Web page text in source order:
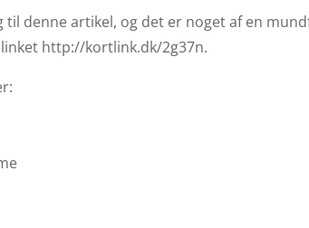
denne artikel, og det er noget af en
http://kortlink.dk/2g37n.